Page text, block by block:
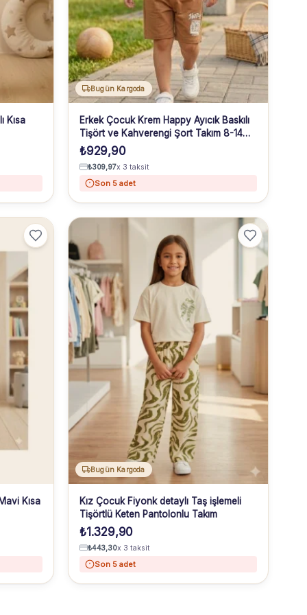
Kısa
Bugün Kargoda
Erkek Çocuk Krem Happy Ayıcık Baskılı
Tişört ve Kahverengi Şort Takım 8-14
Yaş
₺929,90
₺309,97x 3 taksit
Son 5 adet
Kısa
Bugün Kargoda
Kız Çocuk Fiyonk detaylı Taş işlemeli
Tişörtlü Keten Pantolonlu Takım
₺1.329,90
₺443,30x 3 taksit
Son 5 adet